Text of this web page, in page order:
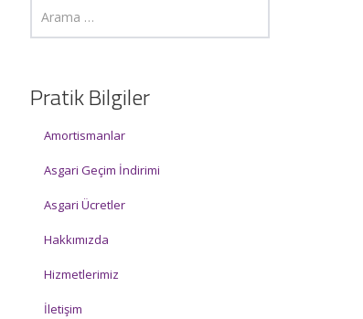
Pratik Bilgiler
Amortismanlar
Asgari Geçim İndirimi
Asgari Ücretler
Hakkımızda
Hizmetlerimiz
İletişim